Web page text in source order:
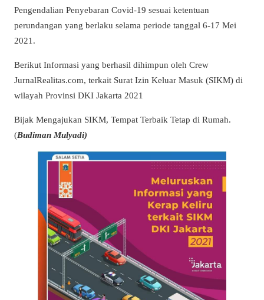
Pengendalian Penyebaran Covid-19 sesuai ketentuan
perundangan yang berlaku selama periode tanggal 6-17 Mei
2021.
Berikut Informasi yang berhasil dihimpun oleh Crew
JurnalRealitas.com, terkait Surat Izin Keluar Masuk (SIKM) di
wilayah Provinsi DKI Jakarta 2021
Bijak Mengajukan SIKM, Tempat Terbaik Tetap di Rumah.
(Budiman Mulyadi)